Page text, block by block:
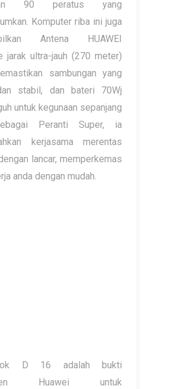
90 peratus yang
Komputer riba ini juga
Antena HUAWEI
jarak ultra-jauh (270 meter)
sambungan yang
stabil, dan bateri 70Wj
untuk kegunaan sepanjang
Peranti Super, ia
kerjasama merentas
lancar, memperkemas
anda dengan mudah.
D 16 adalah bukti
Huawei untuk